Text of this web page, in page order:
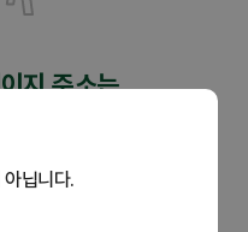
지 주소는
시어 입력해 주세요
닙니다.